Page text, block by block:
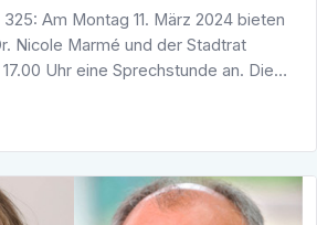
Am Montag 11. März 2024 bieten
Nicole Marmé und der Stadtrat
Uhr eine Sprechstunde an. Diese